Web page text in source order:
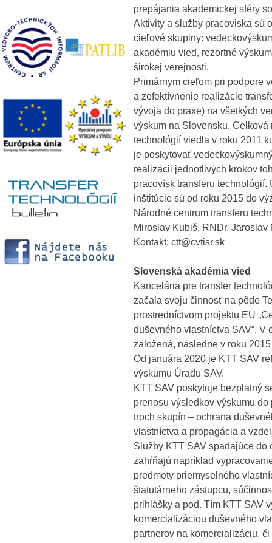
prepájania akademickej sféry
Aktivity a služby pracoviska sú
cieľové skupiny:
akadémiu vied, rezortné
širokej verejnosti.
Primárnym cieľom pri podpore
a zefektívnenie realizácie
vývoja do praxe) na všetkých
výskum na Slovensku.
technológií viedla v roku 2011
je poskytovať
realizácii jednotlivých krokov
pracovísk transferu
inštitúcie sú od roku 2015 do
Národné centrum transferu
Miroslav Kubiš, RNDr. Jaroslav
Kontakt: ctt@cvtisr.sk
Slovenská akadémia vied
Kancelária pre transfer
začala svoju činnosť na pôde
prostredníctvom projektu EU
duševného vlastníctva SAV“.
založená, následne v roku
Od januára 2020 je KTT SAV
výskumu Úradu SAV.
KTT SAV poskytuje bezplatný
prenosu výsledkov výskumu
troch skupín – ochrana
vlastníctva a propagácia a
Služby KTT SAV spadajúce do
zahŕňajú napríklad
predmety priemyselného
štatutárneho zástupcu,
prihlášky a pod. Tím KTT SAV
komercializáciou duševného
partnerov na komercializáciu,